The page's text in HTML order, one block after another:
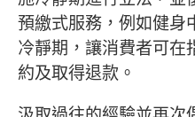
預繳式服務，例如健身
冷靜期，讓消費者可在
約及取得退款。